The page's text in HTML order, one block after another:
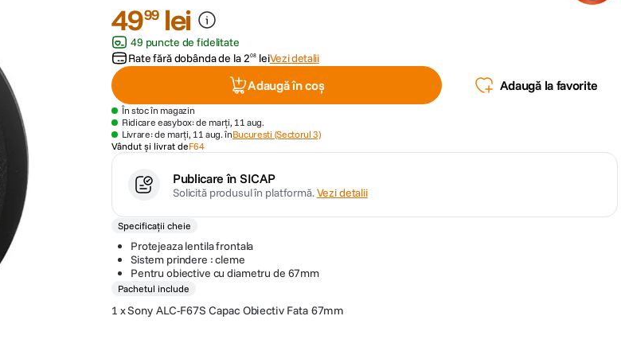
4999 lei
49 puncte de fidelitate
Rate fără dobânda de la208 leiVezi detalii
Adaugă în coș Adaugă la favorite
În stoc în magazin
Ridicare easybox: de marți, 11 aug.
Livrare: de marți, 11 aug. înBucuresti (Sectorul 3)
Vândut și livrat deF64
Publicare în SICAP
Solicită produsul în platformă.Vezi detalii
Specificații cheie
Protejeaza lentila frontala
Sistem prindere : cleme
Pentru obiective cu diametru de 67mm
Pachetul include
1 xSony ALC-F67S Capac Obiectiv Fata 67mm